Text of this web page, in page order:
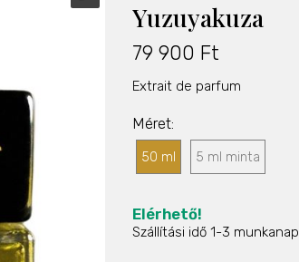
Yuzuyakuza
79 900 Ft
Extrait de parfum
Méret
50 ml 5 ml minta
Elérhető!
Szállítási idő 1-3 munkanap